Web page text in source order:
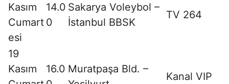
Kasım
Cumart
esi
14.0
0
Sakarya Voleybol –
İstanbul BBSK
TV 264
19
Kasım
16.0 Muratpaşa Bld. –
Kanal VIP